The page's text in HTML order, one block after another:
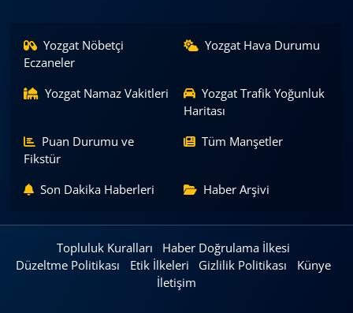
Yozgat Nöbetçi
Eczaneler
Yozgat Hava Durumu
Yozgat Namaz Vakitleri
Yozgat Trafik Yoğunluk
Haritası
Puan Durumu ve
Fikstür
Tüm Manşetler
Son Dakika Haberleri Haber Arşivi
Topluluk Kuralları
Haber Doğrulama İlkesi
Düzeltme Politikası
Etik İlkeleri Gizlilik Politikası
Künye
İletişim